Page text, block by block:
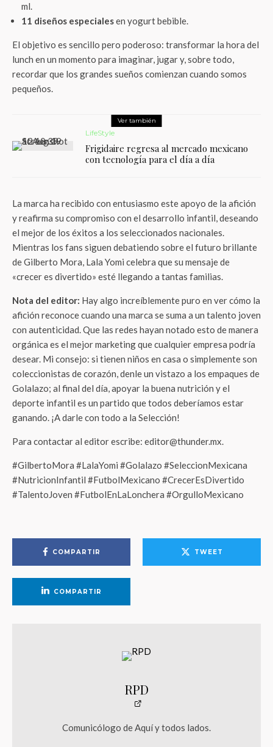
ml.
11 diseños especialesen yogurt bebible.
El objetivo es sencillo pero poderoso: transformar la hora del
lunch en un momento para imaginar, jugar y, sobre todo,
recordar que los grandes sueños comienzan cuando somos
pequeños.
Ver también
LifeStyle
Frigidaire regresa al mercado mexicano
con tecnología para el día a día
La marca ha recibido con entusiasmo este apoyo de la afición
y reafirma su compromiso con el desarrollo infantil, deseando
el mejor de los éxitos a los seleccionados nacionales.
Mientras los fans siguen debatiendo sobre el futuro brillante
de Gilberto Mora, Lala Yomi celebra que su mensaje de
«crecer es divertido» esté llegando a tantas familias.
Nota del editor: Hay algo increíblemente puro en ver cómo la
afición reconoce cuando una marca se suma a un talento joven
con autenticidad. Que las redes hayan notado esto de manera
orgánica es el mejor marketing que cualquier empresa podría
desear. Mi consejo: si tienen niños en casa o simplemente son
coleccionistas de corazón, denle un vistazo a los empaques de
Golalazo; al final del día, apoyar la buena nutrición y el
deporte infantil es un partido que todos deberíamos estar
ganando. ¡A darle con todo a la Selección!
Para contactar al editor escribe: editor@thunder.mx.
#GilbertoMora #LalaYomi #Golalazo #SeleccionMexicana
#NutricionInfantil #FutbolMexicano #CrecerEsDivertido
#TalentoJoven #FutbolEnLaLonchera #OrgulloMexicano
COMPARTIR TWEET
COMPARTIR
RPD
Comunicólogo de Aquí y todos lados.